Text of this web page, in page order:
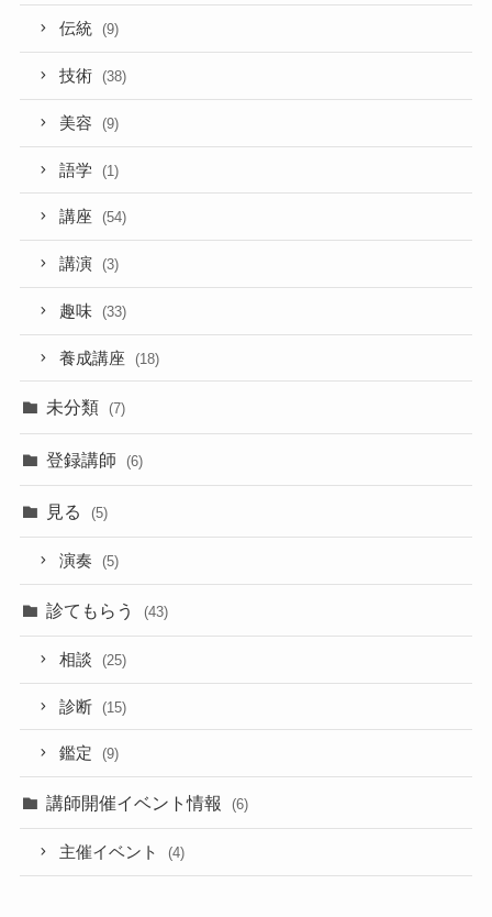
伝統 (9)
技術 (38)
美容 (9)
語学 (1)
講座 (54)
講演 (3)
趣味 (33)
養成講座 (18)
未分類 (7)
登録講師 (6)
見る (5)
演奏 (5)
診てもらう (43)
相談 (25)
診断 (15)
鑑定 (9)
講師開催イベント情報 (6)
主催イベント (4)